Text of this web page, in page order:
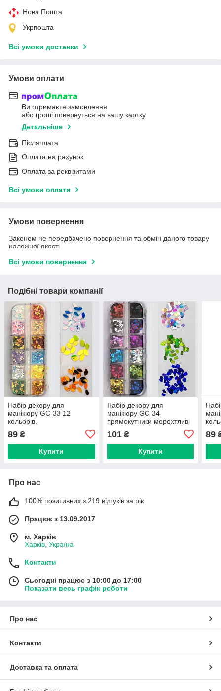
Нова Пошта
Укрпошта
Всі умови доставки
Умови оплати
Ви отримаєте замовлення
або гроші повернуться на вашу картку
Детальніше
Післяплата
Оплата на рахунок
Оплата за реквізитами
Всі умови оплати
Умови повернення
Законом не передбачено повернення та обмін даного товару
належної якості
Всі умови повернення
Подібні товари компанії
Набір декору для
манікюру GC-33 12
кольорів.
89 ₴
Купити
Набір декору для
манікюру GC-34
прямокутники мерехтливі
101₴
Купити
89
Про нас
100% позитивних з 219 відгуків за рік
Працює з 13.09.2017
м. Харків
Харків, Україна
Контакти
Сьогодні працює з 10:00 до 17:00
Показати весь графік роботи
Про нас
Контакти
Доставка та оплата